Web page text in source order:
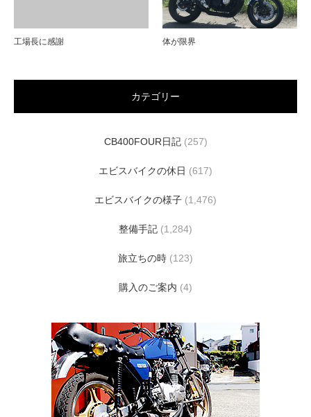
工場長に感謝 体が限界
カテゴリー
CB400FOUR日記(257)
エビスバイクの休日 (617)
エビスバイクの様子 (1,476)
整備手記 (1,284)
旅立ちの時 (123)
購入のご案内 (4)